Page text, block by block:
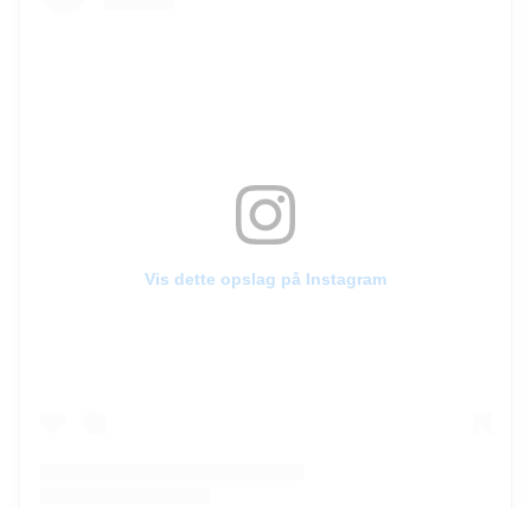
Vis dette opslag på Instagram